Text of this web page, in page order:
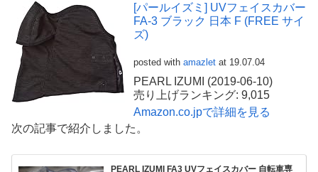
[パールイズミ] UVフェイスカバー
FA-3 ブラック 日本 F (FREE サイ
ズ)
posted with amazlet at 19.07.04
PEARL IZUMI (2019-06-10)
売り上げランキング: 9,015
Amazon.co.jpで詳細を見る
次の記事で紹介しました。
PEARL IZUMI FA3 UVフェイスカバー 自転車専